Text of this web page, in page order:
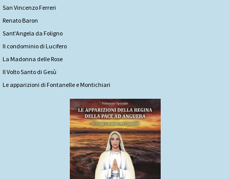
San Vincenzo Ferreri
Renato Baron
Sant’Angela da Foligno
Il condominio di Lucifero
La Madonna delle Rose
Il Volto Santo di Gesù
Le apparizioni di Fontanelle e Montichiari